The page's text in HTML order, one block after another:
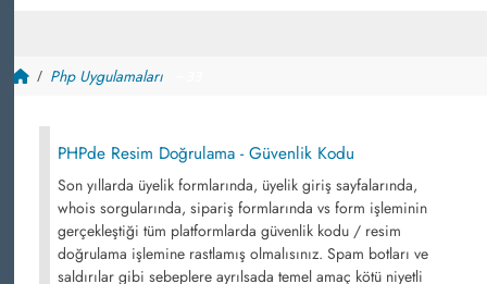
Php Uygulamaları
PHPde Resim Doğrulama - Güvenlik Kodu
Son yıllarda üyelik formlarında, üyelik giriş sayfalarında,
whois sorgularında, sipariş formlarında vs form işleminin
gerçekleştiği tüm platformlarda güvenlik kodu / resim
doğrulama işlemine rastlamış olmalısınız. Spam botları ve
saldırılar gibi sebeplere ayrılsada temel amaç kötü niyetli